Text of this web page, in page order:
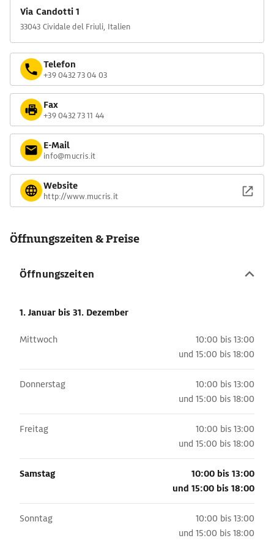
Via Candotti 1
33043 Cividale del Friuli, Italien
Telefon
+39 0432 73 04 03
Fax
+39 0432 73 11 44
E-Mail
info@mucris.it
Website
http://www.mucris.it
Öffnungszeiten & Preise
Öffnungszeiten
1. Januar bis 31. Dezember
Mittwoch
10:00 bis 13:00
und 15:00 bis 18:00
Donnerstag
10:00 bis 13:00
und 15:00 bis 18:00
Freitag
10:00 bis 13:00
und 15:00 bis 18:00
Samstag
10:00 bis 13:00
und 15:00 bis 18:00
Sonntag
10:00 bis 13:00
und 15:00 bis 18:00